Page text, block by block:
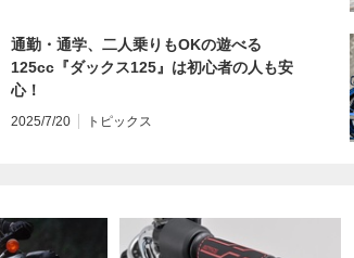
通勤・通学、二人乗りもOKの遊べる
125cc『ダックス125』は初心者の人も安
心！
2025/7/20 トピックス